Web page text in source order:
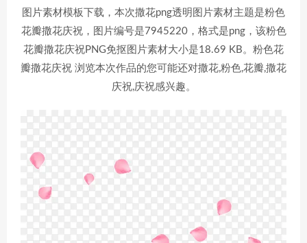
图片素材模板下载，本次撒花png透明图片素材主题是粉色
花瓣撒花庆祝，图片编号是7945220，格式是png，该粉色
花瓣撒花庆祝PNG免抠图片素材大小是18.69 KB。粉色花
瓣撒花庆祝 浏览本次作品的您可能还对撒花,粉色,花瓣,撒花
庆祝,庆祝感兴趣。